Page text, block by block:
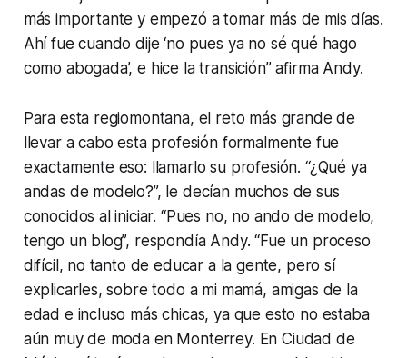
más importante y empezó a tomar más de mis días.
Ahí fue cuando dije ‘no pues ya no sé qué hago
como abogada’, e hice la transición” afirma Andy.
Para esta regiomontana, el reto más grande de
llevar a cabo esta profesión formalmente fue
exactamente eso: llamarlo su profesión. “¿Qué ya
andas de modelo?”, le decían muchos de sus
conocidos al iniciar. “Pues no, no ando de modelo,
tengo un blog”, respondía Andy. “Fue un proceso
difícil, no tanto de educar a la gente, pero sí
explicarles, sobre todo a mi mamá, amigas de la
edad e incluso más chicas, ya que esto no estaba
aún muy de moda en Monterrey. En Ciudad de